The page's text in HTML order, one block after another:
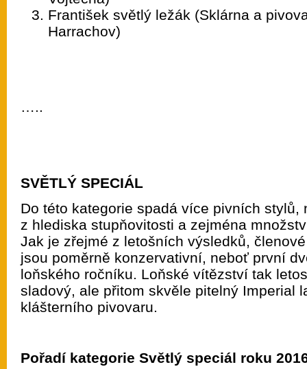
František světlý ležák (Sklárna a
Harrachov)
…..
SVĚTLÝ SPECIÁL
Do této kategorie spadá více pivních stylů,
z hlediska stupňovitosti a zejména
Jak je zřejmé z letošních výsledků,
jsou poměrně konzervativní, neboť první
loňského ročníku. Loňské vítězství tak
sladový, ale přitom skvěle pitelný Imperial
klášterního pivovaru.
Pořadí kategorie Světlý speciál roku